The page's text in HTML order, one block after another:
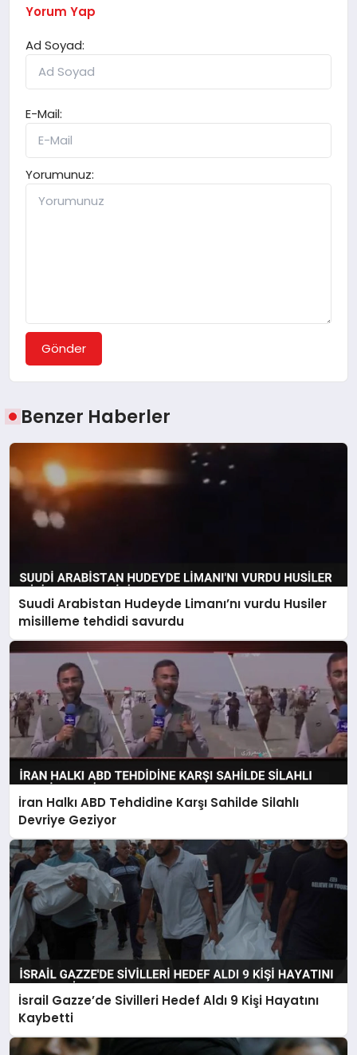
Yorum Yap
Ad Soyad:
E-Mail:
Yorumunuz:
Gönder
Benzer Haberler
Suudi Arabistan Hudeyde Limanı’nı vurdu Husiler
misilleme tehdidi savurdu
İran Halkı ABD Tehdidine Karşı Sahilde Silahlı
Devriye Geziyor
İsrail Gazze’de Sivilleri Hedef Aldı 9 Kişi Hayatını
Kaybetti